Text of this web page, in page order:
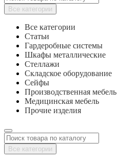
Все категории
Все категории
Статьи
Гардеробные системы
Шкафы металлические
Стеллажи
Складское оборудование
Сейфы
Производственная мебель
Медицинская мебель
Прочие изделия
Все категории